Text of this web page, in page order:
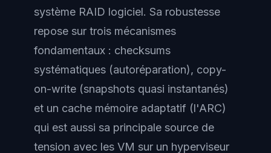
système RAID logiciel. Sa robustesse
repose sur trois mécanismes
fondamentaux : checksums
systématiques (autoréparation), copy-
on-write (snapshots quasi instantanés)
et un cache mémoire adaptatif (l'ARC)
qui est aussi sa principale source de
tension avec les VM sur un hyperviseur